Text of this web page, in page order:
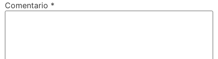
Comentario *